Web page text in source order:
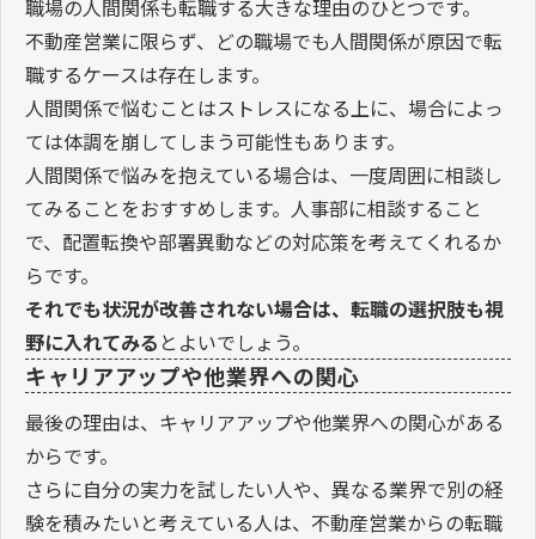
職場の人間関係も転職する大きな理由のひとつです。
不動産営業に限らず、どの職場でも人間関係が原因で転
職するケースは存在します。
人間関係で悩むことはストレスになる上に、場合によっ
ては体調を崩してしまう可能性もあります。
人間関係で悩みを抱えている場合は、一度周囲に相談し
てみることをおすすめします。人事部に相談すること
で、配置転換や部署異動などの対応策を考えてくれるか
らです。
それでも状況が改善されない場合は、転職の選択肢も視
野に入れてみる とよいでしょう。
キャリアアップや他業界への関心
最後の理由は、キャリアアップや他業界への関心がある
からです。
さらに自分の実力を試したい人や、異なる業界で別の経
験を積みたいと考えている人は、不動産営業からの転職